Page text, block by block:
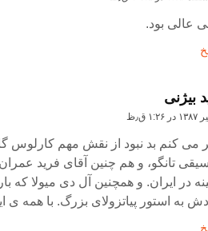
عالی بود.
بیژنی
می کنم بد نبود از نقش مهم کارلوس
تانگو، و هم چنین آقای فرید عمران
در ایران. و همچنین آل دی میولا که
به استور پیاتزولای بزرگ. با همه ی